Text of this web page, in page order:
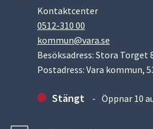
Kontaktcenter
0512-310 00
kommun@vara.se
Besöksadress: Stora Torget
Postadress: Vara kommun,
Stängt Öppnar 10